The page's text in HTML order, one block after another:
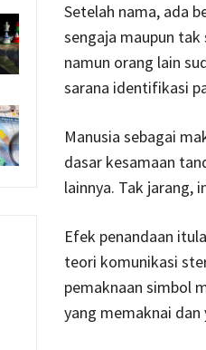
Setelah nama, ada
sengaja maupun
namun orang lain
sarana identifikasi
Manusia sebagai
dasar kesamaan
lainnya. Tak jarang,
Efek penandaan
teori komunikasi
pemaknaan simbol
yang memaknai dan